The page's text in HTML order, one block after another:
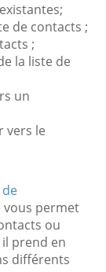
de contacts ;
;
la liste de
un
vers le
permet
ou
prend en
différents